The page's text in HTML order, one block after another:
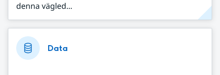
denna vägled...
Data